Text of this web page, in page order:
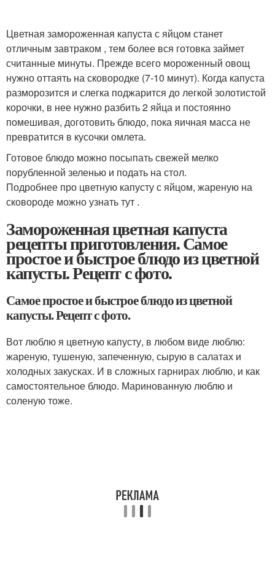
Цветная замороженная капуста с яйцом станет
отличным завтраком , тем более вся готовка займет
считанные минуты. Прежде всего мороженный овощ
нужно оттаять на сковородке (7-10 минут). Когда капуста
разморозится и слегка поджарится до легкой золотистой
корочки, в нее нужно разбить 2 яйца и постоянно
помешивая, доготовить блюдо, пока яичная масса не
превратится в кусочки омлета.
Готовое блюдо можно посыпать свежей мелко
порубленной зеленью и подать на стол.
Подробнее про цветную капусту с яйцом, жареную на
сковороде можно узнать тут .
Замороженная цветная капуста
рецепты приготовления. Самое
простое и быстрое блюдо из цветной
капусты. Рецепт с фото.
Самое простое и быстрое блюдо из цветной
капусты. Рецепт с фото.
Вот люблю я цветную капусту, в любом виде люблю:
жареную, тушеную, запеченную, сырую в салатах и
холодных закусках. И в сложных гарнирах люблю, и как
самостоятельное блюдо. Маринованную люблю и
соленую тоже.